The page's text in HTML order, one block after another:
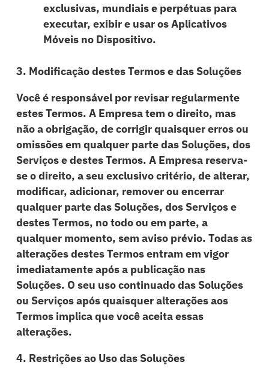
exclusivas, mundiais e perpétuas para
executar, exibir e usar os Aplicativos
Móveis no Dispositivo.
3. Modificação destes Termos e das Soluções
Você é responsável por revisar regularmente
estes Termos. A Empresa tem o direito, mas
não a obrigação, de corrigir quaisquer erros ou
omissões em qualquer parte das Soluções, dos
Serviços e destes Termos. A Empresa reserva-
se o direito, a seu exclusivo critério, de alterar,
modificar, adicionar, remover ou encerrar
qualquer parte das Soluções, dos Serviços e
destes Termos, no todo ou em parte, a
qualquer momento, sem aviso prévio. Todas as
alterações destes Termos entram em vigor
imediatamente após a publicação nas
Soluções. O seu uso continuado das Soluções
ou Serviços após quaisquer alterações aos
Termos implica que você aceita essas
alterações.
4. Restrições ao Uso das Soluções